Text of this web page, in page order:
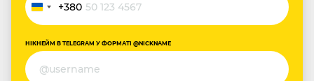
Україна
+380
+380
НІКНЕЙМ В TELEGRAM У ФОРМАТІ @NICKNAME